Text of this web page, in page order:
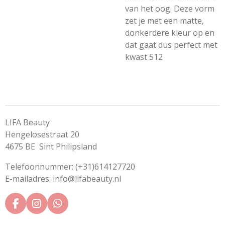
van het oog. Deze vorm
zet je met een matte,
donkerdere kleur op en
dat gaat dus perfect met
kwast 512
LIFA Beauty
Hengelosestraat 20
4675 BE Sint Philipsland
Telefoonnummer: (+31)614127720
E-mailadres: info@lifabeauty.nl
F
a
I
n
W
h